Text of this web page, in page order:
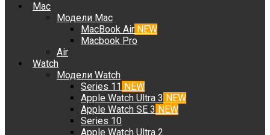
Mac
Модели Mac
MacBook Air NEW
Macbook Pro
Air
Watch
Модели Watch
Series 11 NEW
Apple Watch Ultra 3 NEW
Apple Watch SE 3 NEW
Series 10
Apple Watch Ultra 2